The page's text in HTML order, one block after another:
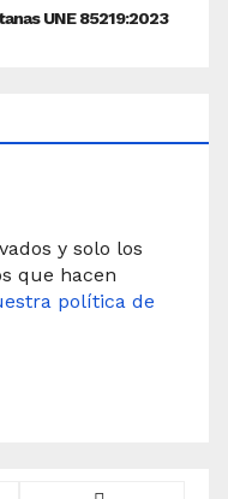
y solo los
que hacen
política de